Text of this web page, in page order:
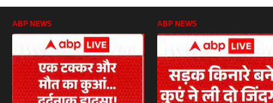
ABP NEWS ABP NEWS